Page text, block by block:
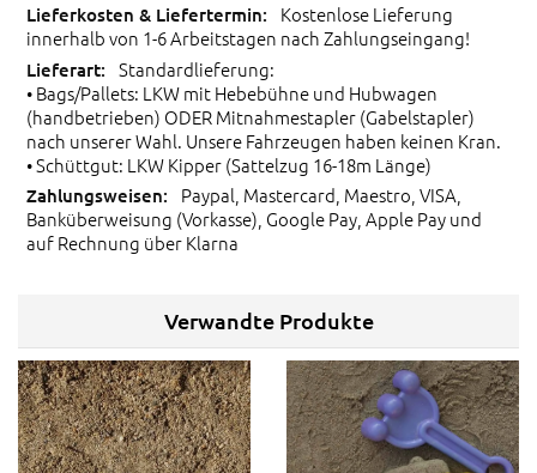
Kostenlose Lieferung
innerhalb von 1-6 Arbeitstagen nach Zahlungseingang!
Standardlieferung:
• Bags/Pallets: LKW mit Hebebühne und Hubwagen
(handbetrieben) ODER Mitnahmestapler (Gabelstapler)
nach unserer Wahl. Unsere Fahrzeugen haben keinen Kran.
• Schüttgut: LKW Kipper (Sattelzug 16-18m Länge)
Paypal, Mastercard, Maestro, VISA,
Banküberweisung (Vorkasse), Google Pay, Apple Pay und
auf Rechnung über Klarna
Verwandte Produkte